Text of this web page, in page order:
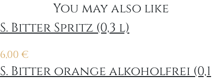
You may also like
S. Bitter Spritz (0,3 l)
6,00 €
S. Bitter orange alkoholfrei (0,1